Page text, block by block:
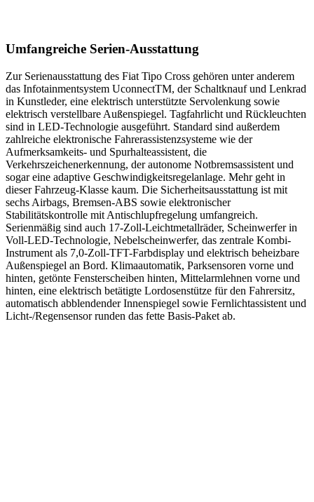
Umfangreiche Serien-Ausstattung
Zur Serienausstattung des Fiat Tipo Cross gehören unter anderem
das Infotainmentsystem UconnectTM, der Schaltknauf und Lenkrad
in Kunstleder, eine elektrisch unterstützte Servolenkung sowie
elektrisch verstellbare Außenspiegel. Tagfahrlicht und Rückleuchten
sind in LED-Technologie ausgeführt. Standard sind außerdem
zahlreiche elektronische Fahrerassistenzsysteme wie der
Aufmerksamkeits- und Spurhalteassistent, die
Verkehrszeichenerkennung, der autonome Notbremsassistent und
sogar eine adaptive Geschwindigkeitsregelanlage. Mehr geht in
dieser Fahrzeug-Klasse kaum. Die Sicherheitsausstattung ist mit
sechs Airbags, Bremsen-ABS sowie elektronischer
Stabilitätskontrolle mit Antischlupfregelung umfangreich.
Serienmäßig sind auch 17-Zoll-Leichtmetallräder, Scheinwerfer in
Voll-LED-Technologie, Nebelscheinwerfer, das zentrale Kombi-
Instrument als 7,0-Zoll-TFT-Farbdisplay und elektrisch beheizbare
Außenspiegel an Bord. Klimaautomatik, Parksensoren vorne und
hinten, getönte Fensterscheiben hinten, Mittelarmlehnen vorne und
hinten, eine elektrisch betätigte Lordosenstütze für den Fahrersitz,
automatisch abblendender Innenspiegel sowie Fernlichtassistent und
Licht-/Regensensor runden das fette Basis-Paket ab.